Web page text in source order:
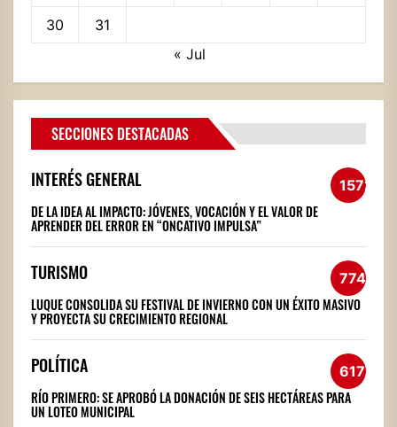
30
31
« Jul
SECCIONES DESTACADAS
INTERÉS GENERAL 1572
DE LA IDEA AL IMPACTO: JÓVENES, VOCACIÓN Y EL VALOR DE
APRENDER DEL ERROR EN “ONCATIVO IMPULSA”
TURISMO 774
LUQUE CONSOLIDA SU FESTIVAL DE INVIERNO CON UN ÉXITO MASIVO
Y PROYECTA SU CRECIMIENTO REGIONAL
POLÍTICA 617
RÍO PRIMERO: SE APROBÓ LA DONACIÓN DE SEIS HECTÁREAS PARA
UN LOTEO MUNICIPAL